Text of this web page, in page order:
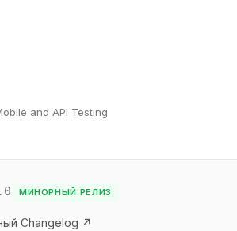
and API Testing
МИНОРНЫЙ РЕЛИЗ
Changelog ↗